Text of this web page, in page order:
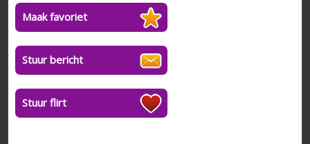
Maak favoriet
Stuur bericht
Stuur flirt